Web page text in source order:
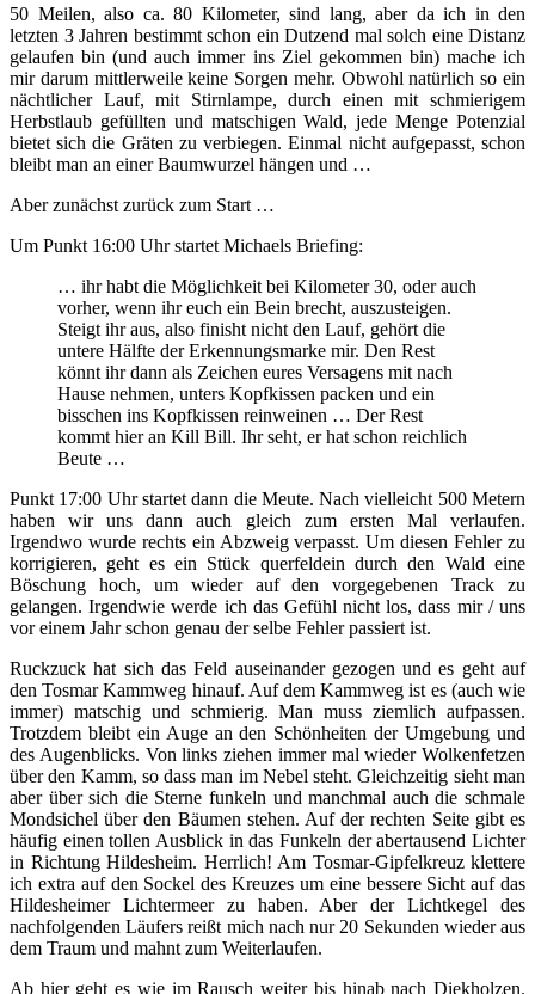
50 Meilen, also ca. 80 Kilometer, sind lang, aber da ich in den
letzten 3 Jahren bestimmt schon ein Dutzend mal solch eine Distanz
gelaufen bin (und auch immer ins Ziel gekommen bin) mache ich
mir darum mittlerweile keine Sorgen mehr. Obwohl natürlich so ein
nächtlicher Lauf, mit Stirnlampe, durch einen mit schmierigem
Herbstlaub gefüllten und matschigen Wald, jede Menge Potenzial
bietet sich die Gräten zu verbiegen. Einmal nicht aufgepasst, schon
bleibt man an einer Baumwurzel hängen und …
Aber zunächst zurück zum Start …
Um Punkt 16:00 Uhr startet Michaels Briefing:
… ihr habt die Möglichkeit bei Kilometer 30, oder auch
vorher, wenn ihr euch ein Bein brecht, auszusteigen.
Steigt ihr aus, also finisht nicht den Lauf, gehört die
untere Hälfte der Erkennungsmarke mir. Den Rest
könnt ihr dann als Zeichen eures Versagens mit nach
Hause nehmen, unters Kopfkissen packen und ein
bisschen ins Kopfkissen reinweinen … Der Rest
kommt hier an Kill Bill. Ihr seht, er hat schon reichlich
Beute …
Punkt 17:00 Uhr startet dann die Meute. Nach vielleicht 500 Metern
haben wir uns dann auch gleich zum ersten Mal verlaufen.
Irgendwo wurde rechts ein Abzweig verpasst. Um diesen Fehler zu
korrigieren, geht es ein Stück querfeldein durch den Wald eine
Böschung hoch, um wieder auf den vorgegebenen Track zu
gelangen. Irgendwie werde ich das Gefühl nicht los, dass mir / uns
vor einem Jahr schon genau der selbe Fehler passiert ist.
Ruckzuck hat sich das Feld auseinander gezogen und es geht auf
den Tosmar Kammweg hinauf. Auf dem Kammweg ist es (auch wie
immer) matschig und schmierig. Man muss ziemlich aufpassen.
Trotzdem bleibt ein Auge an den Schönheiten der Umgebung und
des Augenblicks. Von links ziehen immer mal wieder Wolkenfetzen
über den Kamm, so dass man im Nebel steht. Gleichzeitig sieht man
aber über sich die Sterne funkeln und manchmal auch die schmale
Mondsichel über den Bäumen stehen. Auf der rechten Seite gibt es
häufig einen tollen Ausblick in das Funkeln der abertausend Lichter
in Richtung Hildesheim. Herrlich! Am Tosmar-Gipfelkreuz klettere
ich extra auf den Sockel des Kreuzes um eine bessere Sicht auf das
Hildesheimer Lichtermeer zu haben. Aber der Lichtkegel des
nachfolgenden Läufers reißt mich nach nur 20 Sekunden wieder aus
dem Traum und mahnt zum Weiterlaufen.
Ab hier geht es wie im Rausch weiter bis hinab nach Diekholzen.